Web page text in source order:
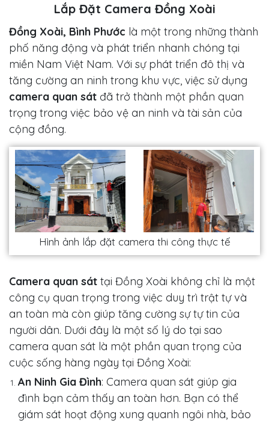
Lắp Đặt Camera Đồng Xoài
Đồng Xoài, Bình Phước là một trong những thành
phố năng động và phát triển nhanh chóng tại
miền Nam Việt Nam. Với sự phát triển đô thị và
tăng cường an ninh trong khu vực, việc sử dụng
camera quan sát đã trở thành một phần quan
trọng trong việc bảo vệ an ninh và tài sản của
cộng đồng.
Hình ảnh lắp đặt camera thi công thực tế
Camera quan sát tại Đồng Xoài không chỉ là một
công cụ quan trọng trong việc duy trì trật tự và
an toàn mà còn giúp tăng cường sự tự tin của
người dân. Dưới đây là một số lý do tại sao
camera quan sát là một phần quan trọng của
cuộc sống hàng ngày tại Đồng Xoài:
An Ninh Gia Đình: Camera quan sát giúp gia
đình bạn cảm thấy an toàn hơn. Bạn có thể
giám sát hoạt động xung quanh ngôi nhà, bảo